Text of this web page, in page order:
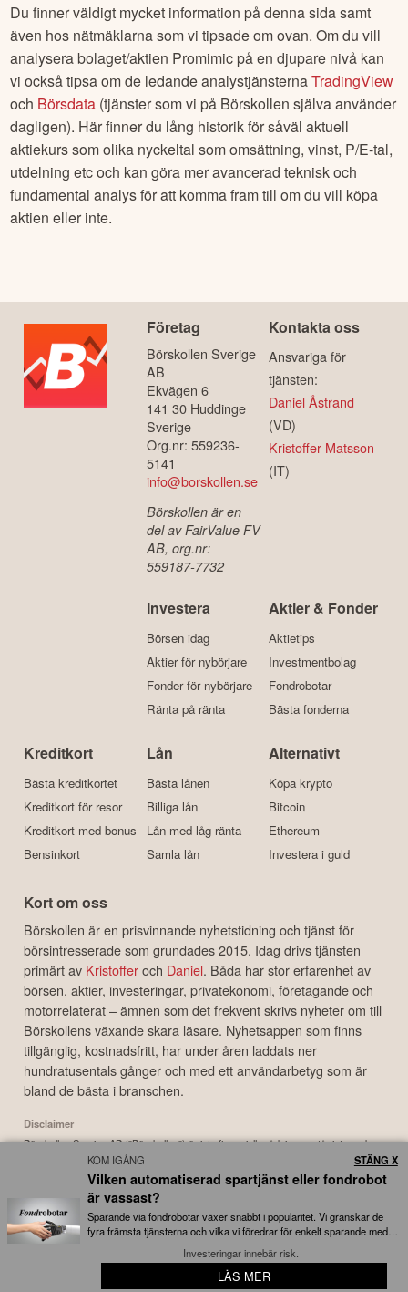
Du finner väldigt mycket information på denna sida samt
även hos nätmäklarna som vi tipsade om ovan. Om du vill
analysera bolaget/aktien Promimic på en djupare nivå kan
vi också tipsa om de ledande analystjänsternaTradingView
och Börsdata (tjänster som vi på Börskollen själva använder
dagligen). Här finner du lång historik för såväl aktuell
aktiekurs som olika nyckeltal som omsättning, vinst, P/E-tal,
utdelning etc och kan göra mer avancerad teknisk och
fundamental analys för att komma fram till om du vill köpa
aktien eller inte.
Företag
Börskollen Sverige
AB
Ekvägen 6
141 30 Huddinge
Sverige
Org.nr: 559236-
5141
info@borskollen.se
Börskollen är en
del av FairValue FV
AB, org.nr:
559187-7732
Kontakta oss
Ansvariga för
tjänsten:
Daniel Åstrand
(VD)
Kristoffer Matsson
(IT)
Investera
Börsen idag
Aktier för nybörjare
Fonder för nybörjare
Ränta på ränta
Aktier & Fonder
Aktietips
Investmentbolag
Fondrobotar
Bästa fonderna
Kreditkort
Bästa kreditkortet
Kreditkort för resor
Kreditkort med bonus
Bensinkort
Lån
Bästa lånen
Billiga lån
Lån med låg ränta
Samla lån
Alternativt
Köpa krypto
Bitcoin
Ethereum
Investera i guld
Kort om oss
Börskollen är en prisvinnande nyhetstidning och tjänst för
börsintresserade som grundades 2015. Idag drivs tjänsten
primärt av Kristofferoch Daniel. Båda har stor erfarenhet av
börsen, aktier, investeringar, privatekonomi, företagande och
motorrelaterat – ämnen som det frekvent skrivs nyheter om till
Börskollens växande skara läsare. Nyhetsappen som finns
tillgänglig, kostnadsfritt, har under åren laddats ner
hundratusentals gånger och med ett användarbetyg som är
bland de bästa i branschen.
Disclaimer
Börskollen Sverige AB ("Börskollen") är inte finansiella rådgivare, står inte under
finansinspektionens tillsyn och ger inga råd till dig. Detta innebär att
investeringsbeslut baserade på information som direkt eller indirekt härrörande
från Börskollen eller personer med koppling till Börskollen, alltid fattas
självständigt av investeraren. Börskollen frånsäger sig allt ansvar för eventuell
förlust eller skada av vad slag det må vara som grundar sig på användandet av
material härrörande från tjänsten Börskollen.
Börskollen Sverige AB. All rights reserved.
📱 Appen av börsnördar, för börsnördar
KOM IGÅNG
Vilken automatiserad spartjänst eller fondrobot
är vassast?
Sparande via fondrobotar växer snabbt i popularitet. Vi granskar de
fyra främsta tjänsterna och vilka vi föredrar för enkelt sparande med
Investeringar innebär risk.
LÄS MER
STÄNG X